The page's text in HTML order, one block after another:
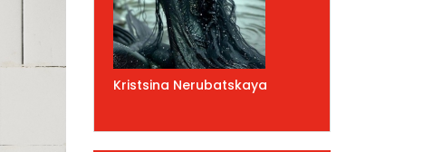
Kristsina Nerubatskaya